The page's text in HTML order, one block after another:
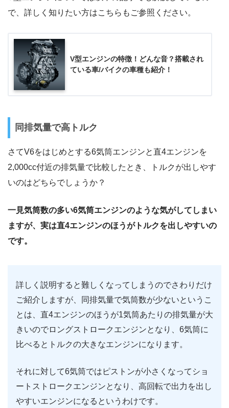
で、詳しく知りたい方はこちらもご参照ください。
V型エンジンの特徴！どんな音？搭載され
ている車/バイクの車種も紹介！
同排気量で高トルク
さてV6をはじめとする6気筒エンジンと直4エンジンを
2,000cc付近の排気量で比較したとき、トルクが出しやす
いのはどちらでしょうか？
一見気筒数の多い6気筒エンジンのような気がしてしまい
ますが、実は直4エンジンのほうがトルクを出しやすいの
です。
詳しく説明すると難しくなってしまうのでさわりだけ
ご紹介しますが、同排気量で気筒数が少ないというこ
とは、直4エンジンのほうが1気筒あたりの排気量が大
きいのでロングストロークエンジンとなり、6気筒に
比べるとトルクの大きなエンジンになります。
それに対して6気筒ではピストンが小さくなってショ
ートストロークエンジンとなり、高回転で出力を出し
やすいエンジンになるというわけです。